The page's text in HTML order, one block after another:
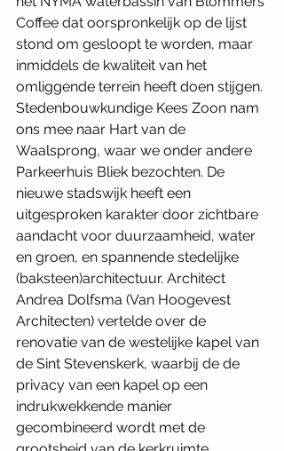
Coffee dat oorspronkelijk op de lijst
stond om gesloopt te worden, maar
inmiddels de kwaliteit van het
omliggende terrein heeft doen stijgen.
Stedenbouwkundige Kees Zoon nam
ons mee naar Hart van de
Waalsprong, waar we onder andere
Parkeerhuis Bliek bezochten. De
nieuwe stadswijk heeft een
uitgesproken karakter door zichtbare
aandacht voor duurzaamheid, water
en groen, en spannende stedelijke
(baksteen)architectuur. Architect
Andrea Dolfsma (Van Hoogevest
Architecten) vertelde over de
renovatie van de westelijke kapel van
de Sint Stevenskerk, waarbij de de
privacy van een kapel op een
indrukwekkende manier
gecombineerd wordt met de